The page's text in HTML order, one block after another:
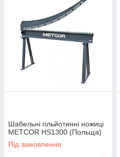
Шабельні гільйотинні ножиці
METCOR HS1300 (Польща)
Під замовлення